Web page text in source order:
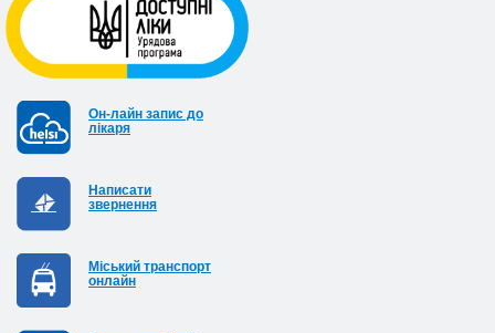
Он-лайн запис до
лікаря
Написати
звернення
Міський транспорт
онлайн